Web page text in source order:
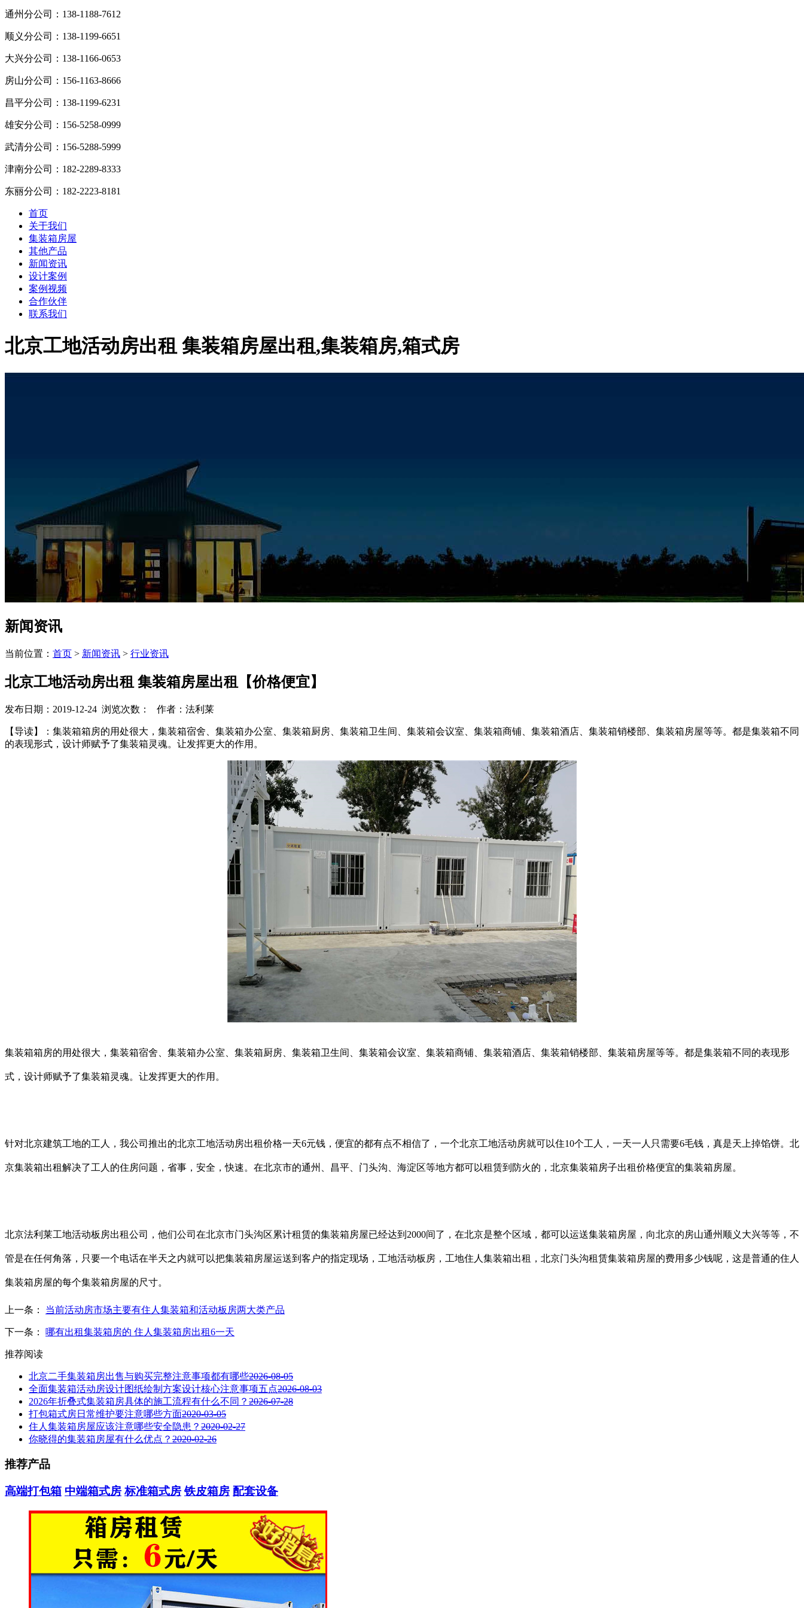
通州分公司： 138-1188-7612
顺义分公司： 138-1199-6651
大兴分公司： 138-1166-0653
房山分公司： 156-1163-8666
昌平分公司： 138-1199-6231
雄安分公司： 156-5258-0999
武清分公司： 156-5288-5999
津南分公司： 182-2289-8333
东丽分公司： 182-2223-8181
首页
关于我们
集装箱房屋
其他产品
新闻资讯
设计案例
案例视频
合作伙伴
联系我们
北京工地活动房出租 集装箱房屋出租,集装箱房,箱式房
新闻资讯
当前位置： 首页 > 新闻资讯 > 行业资讯
北京工地活动房出租 集装箱房屋出租【价格便宜】
发布日期：2019-12-24 浏览次数： 作者：法利莱
【导读】：集装箱箱房的用处很大，集装箱宿舍、集装箱办公室、集装箱厨房、集装箱卫生间、集装箱会议室、集装箱商铺、集装箱酒店、集装箱销楼部、集装箱房屋等等。都是集装箱不同
的表现形式，设计师赋予了集装箱灵魂。让发挥更大的作用。
集装箱箱房的用处很大，集装箱宿舍、集装箱办公室、集装箱厨房、集装箱卫生间、集装箱会议室、集装箱商铺、集装箱酒店、集装箱销楼部、集装箱房屋等等。都是集装箱不同的表现形
式，设计师赋予了集装箱灵魂。让发挥更大的作用。
针对北京建筑工地的工人，我公司推出的北京工地活动房出租价格一天6元钱，便宜的都有点不相信了，一个北京工地活动房就可以住10个工人，一天一人只需要6毛钱，真是天上掉馅饼。北
京集装箱出租解决了工人的住房问题，省事，安全，快速。在北京市的通州、昌平、门头沟、海淀区等地方都可以租赁到防火的，北京集装箱房子出租价格便宜的集装箱房屋。
北京法利莱工地活动板房出租公司，他们公司在北京市门头沟区累计租赁的集装箱房屋已经达到2000间了，在北京是整个区域，都可以运送集装箱房屋，向北京的房山通州顺义大兴等等，不
管是在任何角落，只要一个电话在半天之内就可以把集装箱房屋运送到客户的指定现场，工地活动板房，工地住人集装箱出租，北京门头沟租赁集装箱房屋的费用多少钱呢，这是普通的住人
集装箱房屋的每个集装箱房屋的尺寸。
上一条： 当前活动房市场主要有住人集装箱和活动板房两大类产品
下一条： 哪有出租集装箱房的 住人集装箱房出租6一天
推荐阅读
北京二手集装箱房出售与购买完整注意事项都有哪些2026-08-05
全面集装箱活动房设计图纸绘制方案设计核心注意事项五点2026-08-03
2026年折叠式集装箱房具体的施工流程有什么不同？ 2026-07-28
打包箱式房日常维护要注意哪些方面2020-03-05
住人集装箱房屋应该注意哪些安全隐患？ 2020-02-27
你晓得的集装箱房屋有什么优点？ 2020-02-26
推荐产品
高端打包箱 中端箱式房 标准箱式房 铁皮箱房 配套设备